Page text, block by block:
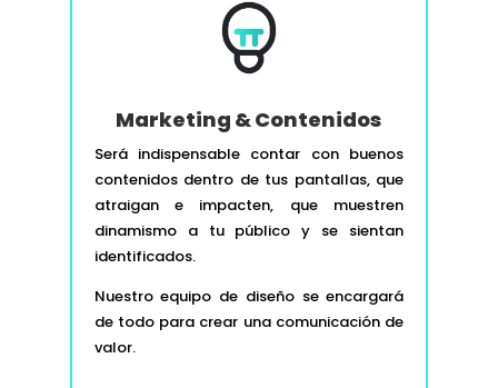
Marketing & Contenidos
Será indispensable contar con buenos
contenidos dentro de tus pantallas, que
atraigan e impacten, que muestren
dinamismo a tu público y se sientan
identificados.
Nuestro equipo de diseño se encargará
de todo para crear una comunicación de
valor.